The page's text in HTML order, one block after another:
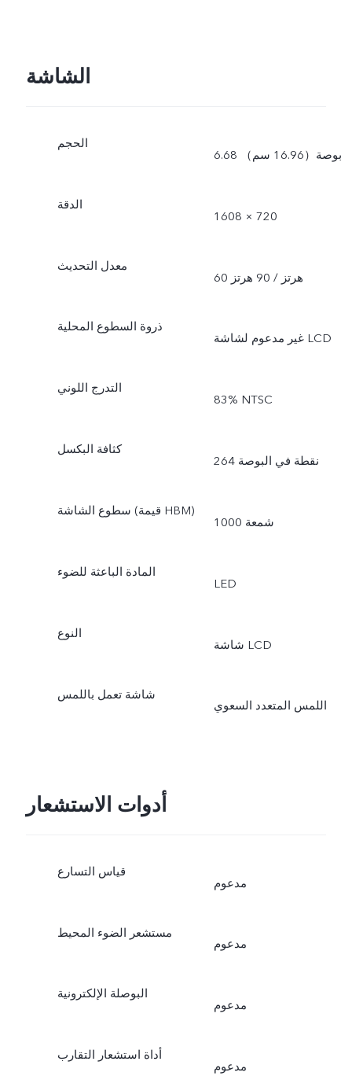
الشاشة
الحجم
6.68 بوصة（16.96 سم）
الدقة
1608 × 720
معدل التحديث
60 هرتز / 90 هرتز
ذروة السطوع المحلية
غير مدعوم لشاشة LCD
التدرج اللوني
83% NTSC
كثافة البكسل
264 نقطة في البوصة
سطوع الشاشة (قيمة HBM)
1000 شمعة
المادة الباعثة للضوء
LED
النوع
شاشة LCD
شاشة تعمل باللمس
اللمس المتعدد السعوي
أدوات الاستشعار
قياس التسارع
مدعوم
مستشعر الضوء المحيط
مدعوم
البوصلة الإلكترونية
مدعوم
أداة استشعار التقارب
مدعوم